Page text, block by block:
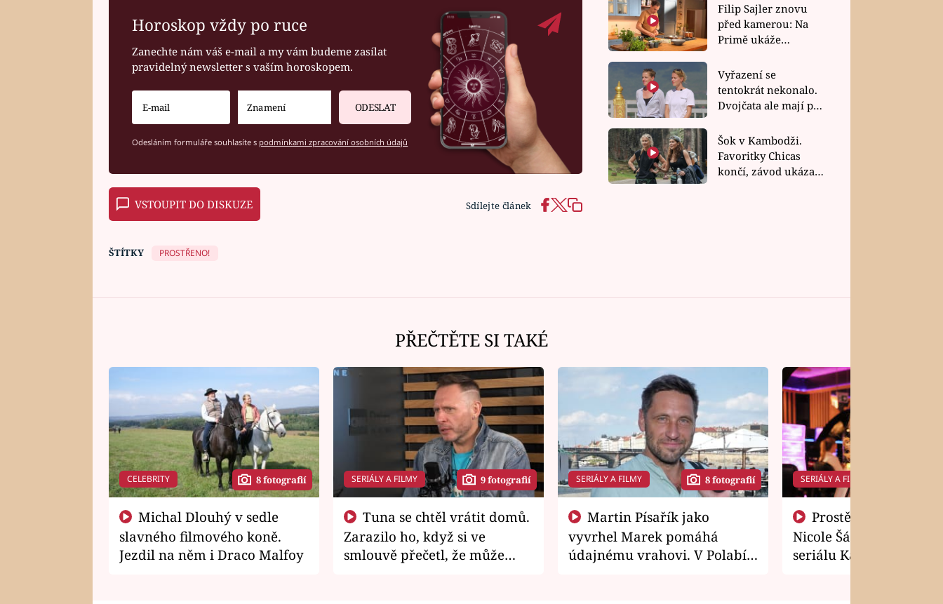
Horoskop vždy po ruce
Zanechte nám váš e-mail a my vám budeme zasílat
pravidelný newsletter s vaším horoskopem.
ODESLAT
Odesláním formuláře souhlasíte s podmínkami zpracování osobních údajů
VSTOUPIT DO DISKUZE Sdílejte článek
ŠTÍTKY PROSTŘENO!
Filip Sajler znovu
před kamerou: Na
Primě ukáže
rychlé recepty
Vyřazení se
tentokrát nekonalo.
Dvojčata ale mají po
závodu nůž na krku
Šok v Kambodži.
Favoritky Chicas
končí, závod ukázal
PŘEČTĚTE SI TAKÉ
CELEBRITY 8 fotografií
slavného filmového koně.
Jezdil na něm i Draco Malfoy
SERIÁLY A FILMY 9 fotografií
Zarazilo ho, když si ve
smlouvě přečetl, že může
SERIÁLY A FILMY 8 fotografií
vyvrhel Marek pomáhá
údajnému vrahovi. V Polabí
SERIÁLY A FILMY
Nicole Šáchová získala
seriálu Kamarádi